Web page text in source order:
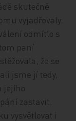
skutečně
vyjadřovaly.
odmítlo s
paní
že se
jsme jí tedy,
jejího
zastavit.
vysvětlovat i